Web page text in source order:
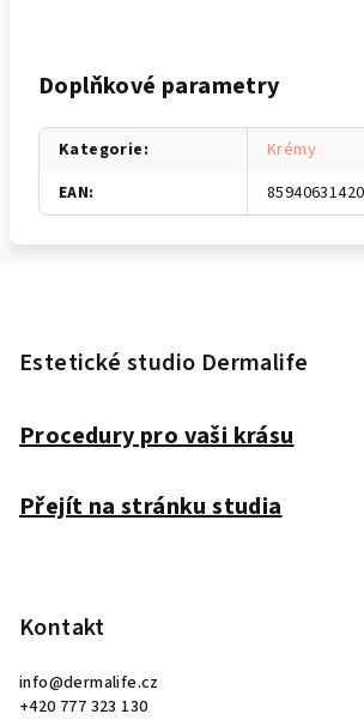
Doplňkové parametry
Kategorie:
Krémy
EAN:
Estetické studio Dermalife
Procedury pro vaši krásu
Přejít na stránku studia
Kontakt
info@dermalife.cz
+420 777 323 130